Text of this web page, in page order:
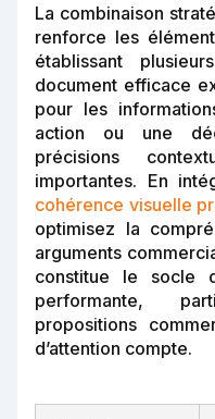
La combinaison
renforce les
établissant
document efficace
pour les
action ou une
précisions
importantes. En
cohérence visuelle
optimisez la
arguments
constitue le socle
performante,
propositions
d’attention compte.